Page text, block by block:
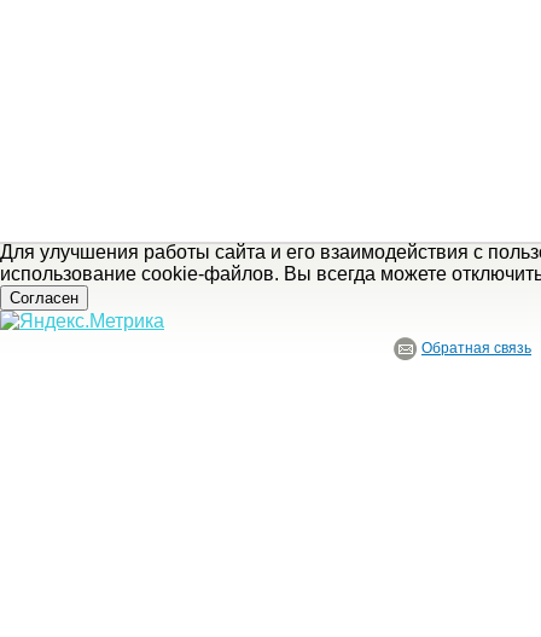
Для улучшения работы сайта и его взаимодействия с
использование cookie-файлов. Вы всегда можете
Согласен
Обратная связь